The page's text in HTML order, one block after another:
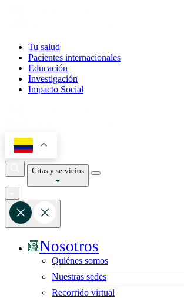
Tu salud
Pacientes internacionales
Educación
Investigación
Impacto Social
Citas y servicios
Nosotros
Quiénes somos
Nuestras sedes
Recorrido virtual